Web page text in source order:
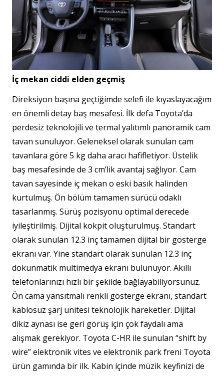
İç mekan ciddi elden geçmiş
Direksiyon başına geçtiğimde selefi ile kıyaslayacağım
en önemli detay baş mesafesi. İlk defa Toyota’da
perdesiz teknolojili ve termal yalıtımlı panoramik cam
tavan sunuluyor. Geleneksel olarak sunulan cam
tavanlara göre 5 kg daha aracı hafifletiyor. Üstelik
baş mesafesinde de 3 cm’lik avantaj sağlıyor. Cam
tavan sayesinde iç mekan o eski basık halinden
kurtulmuş. Ön bölüm tamamen sürücü odaklı
tasarlanmış. Sürüş pozisyonu optimal derecede
iyileştirilmiş. Dijital kokpit oluşturulmuş. Standart
olarak sunulan 12.3 inç tamamen dijital bir gösterge
ekranı var. Yine standart olarak sunulan 12.3 inç
dokunmatik multimedya ekranı bulunuyor. Akıllı
telefonlarınızı hızlı bir şekilde bağlayabiliyorsunuz.
Ön cama yansıtmalı renkli gösterge ekranı, standart
kablosuz şarj ünitesi teknolojik hareketler. Dijital
dikiz aynası ise geri görüş için çok faydalı ama
alışmak gerekiyor. Toyota C-HR ile sunulan “shift by
wire” elektronik vites ve elektronik park freni Toyota
ürün gamında bir ilk. Kabin içinde müzik keyfinizi de